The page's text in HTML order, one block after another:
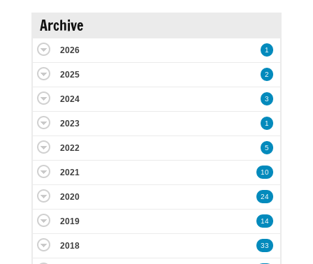
Archive
2026 1
2025 2
2024 3
2023 1
2022 5
2021 10
2020 24
2019 14
2018 33